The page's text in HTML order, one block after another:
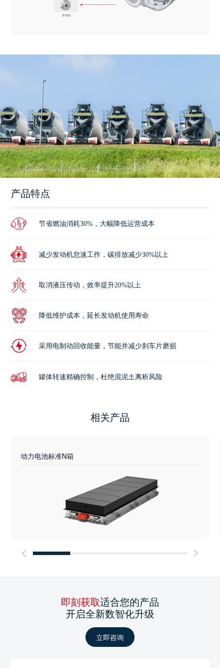
产品特点
节省燃油消耗30%，大幅降低运营成本
减少发动机怠速工作，碳排放减少30%以上
取消液压传动，效率提升20%以上
降低维护成本，延长发动机使用寿命
采用电制动回收能量，节能并减少刹车片磨损
罐体转速精确控制，杜绝混泥土离析风险
相关产品
动力电池标准N箱
即刻获取适合您的产品
开启全新数智化升级
立即咨询